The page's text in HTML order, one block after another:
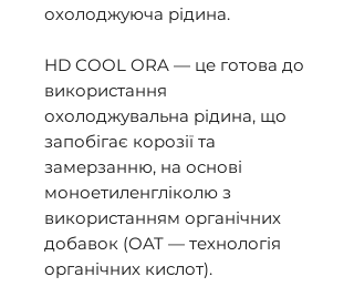
охолоджуюча рідина.
HD COOL ORA — це готова до
використання
охолоджувальна рідина, що
запобігає корозії та
замерзанню, на основі
моноетиленгліколю з
використанням органічних
добавок (OAT — технологія
органічних кислот).